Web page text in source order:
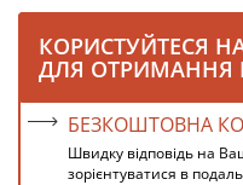
КОРИСТУЙТЕСЯ
ДЛЯ ОТРИМАННЯ
БЕЗКОШТОВНА
Швидку відповідь на
зорієнтуватися в